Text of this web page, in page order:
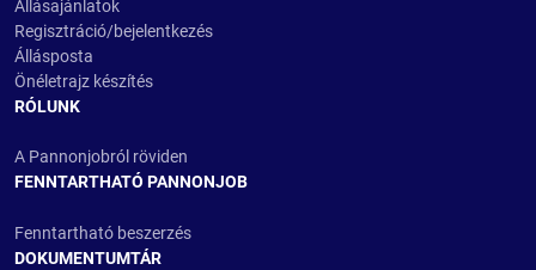
Állásajánlatok
Regisztráció/bejelentkezés
Állásposta
Önéletrajz készítés
RÓLUNK
A Pannonjobról röviden
FENNTARTHATÓ PANNONJOB
Fenntartható beszerzés
DOKUMENTUMTÁR